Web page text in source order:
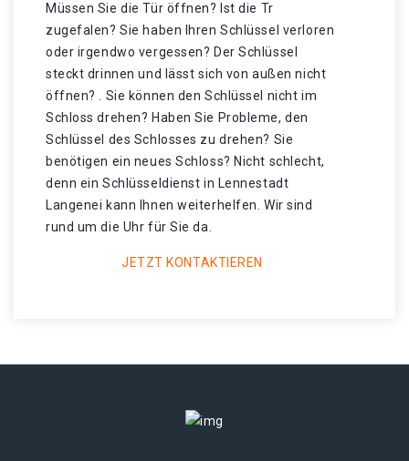
Müssen Sie die Tür öffnen? Ist die Tr
zugefalen? Sie haben Ihren Schlüssel verloren
oder irgendwo vergessen? Der Schlüssel
steckt drinnen und lässt sich von außen nicht
öffnen? . Sie können den Schlüssel nicht im
Schloss drehen? Haben Sie Probleme, den
Schlüssel des Schlosses zu drehen? Sie
benötigen ein neues Schloss? Nicht schlecht,
denn ein Schlüsseldienst in Lennestadt
Langenei kann Ihnen weiterhelfen. Wir sind
rund um die Uhr für Sie da.
JETZT KONTAKTIEREN